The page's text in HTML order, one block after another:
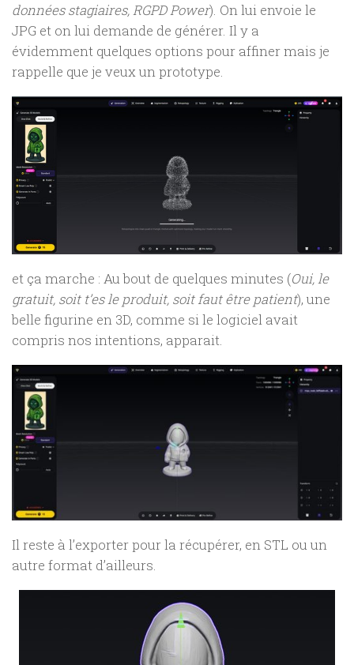
données stagiaires, RGPD Power). On lui envoie le
JPG et on lui demande de générer. Il y a
évidemment quelques options pour affiner mais je
rappelle que je veux un prototype.
et ça marche : Au bout de quelques minutes (Oui, le
gratuit, soit t’es le produit, soit faut être patient), une
belle figurine en 3D, comme si le logiciel avait
compris nos intentions, apparait.
Il reste à l’exporter pour la récupérer, en STL ou un
autre format d’ailleurs.